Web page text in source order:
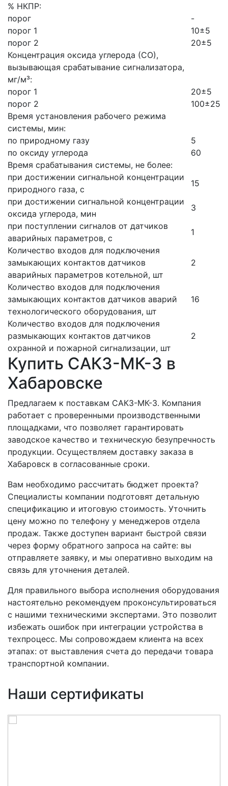
% НКПР:
порог
-
порог 1
10±5
порог 2
20±5
Концентрация оксида углерода (СО),
вызывающая срабатывание сигнализатора,
мг/м³:
порог 1
20±5
порог 2
100±25
Время установления рабочего режима
системы, мин:
по природному газу
5
по оксиду углерода
60
Время срабатывания системы, не более:
при достижении сигнальной концентрации
природного газа, с
15
при достижении сигнальной концентрации
оксида углерода, мин
3
при поступлении сигналов от датчиков
аварийных параметров, с
1
Количество входов для подключения
замыкающих контактов датчиков
аварийных параметров котельной, шт
2
Количество входов для подключения
замыкающих контактов датчиков аварий
технологического оборудования, шт
16
Количество входов для подключения
размыкающих контактов датчиков
охранной и пожарной сигнализации, шт
2
Купить САКЗ-МК-3 в
Хабаровске
Предлагаем к поставкам САКЗ-МК-3. Компания
работает с проверенными производственными
площадками, что позволяет гарантировать
заводское качество и техническую безупречность
продукции. Осуществляем доставку заказа в
Хабаровск в согласованные сроки.
Вам необходимо рассчитать бюджет проекта?
Специалисты компании подготовят детальную
спецификацию и итоговую стоимость. Уточнить
цену можно по телефону у менеджеров отдела
продаж. Также доступен вариант быстрой связи
через форму обратного запроса на сайте: вы
отправляете заявку, и мы оперативно выходим на
связь для уточнения деталей.
Для правильного выбора исполнения оборудования
настоятельно рекомендуем проконсультироваться
с нашими техническими экспертами. Это позволит
избежать ошибок при интеграции устройства в
техпроцесс. Мы сопровождаем клиента на всех
этапах: от выставления счета до передачи товара
транспортной компании.
Наши сертификаты